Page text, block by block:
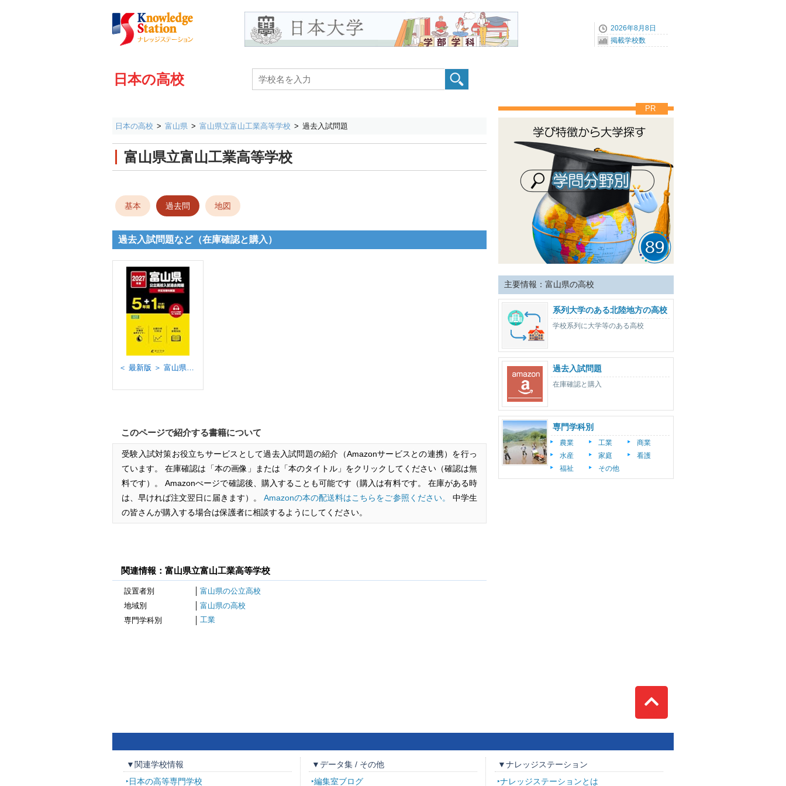
2026年8月8日
掲載学校数
日本の高校
日本の高校 富山県 富山県立富山工業高等学校 過去入試問題
富山県立富山工業高等学校
基本 過去問 地図
過去入試問題など（在庫確認と購入）
＜ 最新版 ＞ 富山県公立高校 2027年度版 【 過去問 5+1年分 】(公立高校入試過去問題シリーズZ16)
このページで紹介する書籍について
受験入試対策お役立ちサービスとして過去入試問題の紹介（Amazonサービスとの連携）を行っ
ています。 在庫確認は「本の画像」または「本のタイトル」をクリックしてください（確認は無
料です）。 Amazonぺージで確認後、購入することも可能です（購入は有料です。 在庫がある時
は、早ければ注文翌日に届きます）。 Amazonの本の配送料はこちらをご参照ください。
中学生
の皆さんが購入する場合は保護者に相談するようにしてください。
関連情報：富山県立富山工業高等学校
設置者別
富山県の公立高校
地域別
富山県の高校
専門学科別
工業
PR
主要情報：富山県の高校
系列大学のある北陸地方の高校
学校系列に大学等のある高校
過去入試問題
在庫確認と購入
専門学科別
農業 工業
商業
水産
家庭
看護
福祉
その他
▼関連学校情報
日本の高等専門学校
▼データ集 / その他
編集室ブログ
▼ナレッジステーション
ナレッジステーションとは